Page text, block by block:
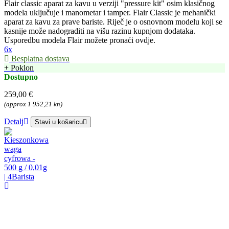
Flair classic aparat za kavu u verziji "pressure kit" osim klasičnog
modela uključuje i manometar i tamper. Flair Classic je mehanički
aparat za kavu za prave bariste. Riječ je o osnovnom modelu koji se
kasnije može nadograditi na višu razinu kupnjom dodataka.
Usporedbu modela Flair možete pronaći ovdje.
6x
Besplatna dostava
+ Poklon
Dostupno
259,00 €
(approx 1 952,21 kn)
Detalj Stavi u košaricu